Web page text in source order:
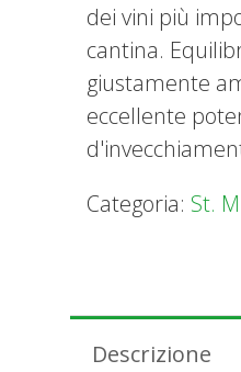
dei vini più
cantina.
giustamente
eccellente
Categoria: St.
Descrizione